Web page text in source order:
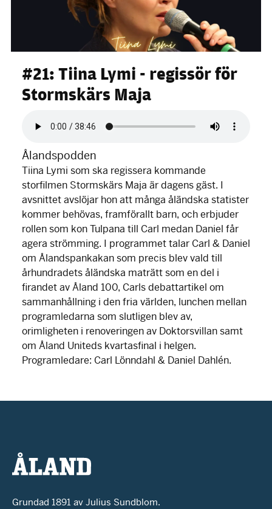
#21: Tiina Lymi - regissör för
Stormskärs Maja
file
Ålandspodden
Tiina Lymi som ska regissera kommande
storfilmen Stormskärs Maja är dagens gäst. I
avsnittet avslöjar hon att många åländska statister
kommer behövas, framförallt barn, och erbjuder
rollen som kon Tulpana till Carl medan Daniel får
agera strömming. I programmet talar Carl & Daniel
om Ålandspankakan som precis blev vald till
århundradets åländska maträtt som en del i
firandet av Åland 100, Carls debattartikel om
sammanhållning i den fria världen, lunchen mellan
programledarna som slutligen blev av,
orimligheten i renoveringen av Doktorsvillan samt
om Åland Uniteds kvartasfinal i helgen.
Programledare: Carl Lönndahl & Daniel Dahlén.
Grundad 1891 av Julius Sundblom.